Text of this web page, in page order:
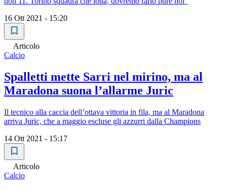
16 Ott 2021 - 15:20
Articolo
Calcio
Spalletti mette Sarri nel mirino, ma al
Maradona suona l’allarme Juric
Il tecnico alla caccia dell’ottava vittoria in fila, ma al Maradona
arriva Juric, che a maggio escluse gli azzurri dalla Champions
14 Ott 2021 - 15:17
Articolo
Calcio